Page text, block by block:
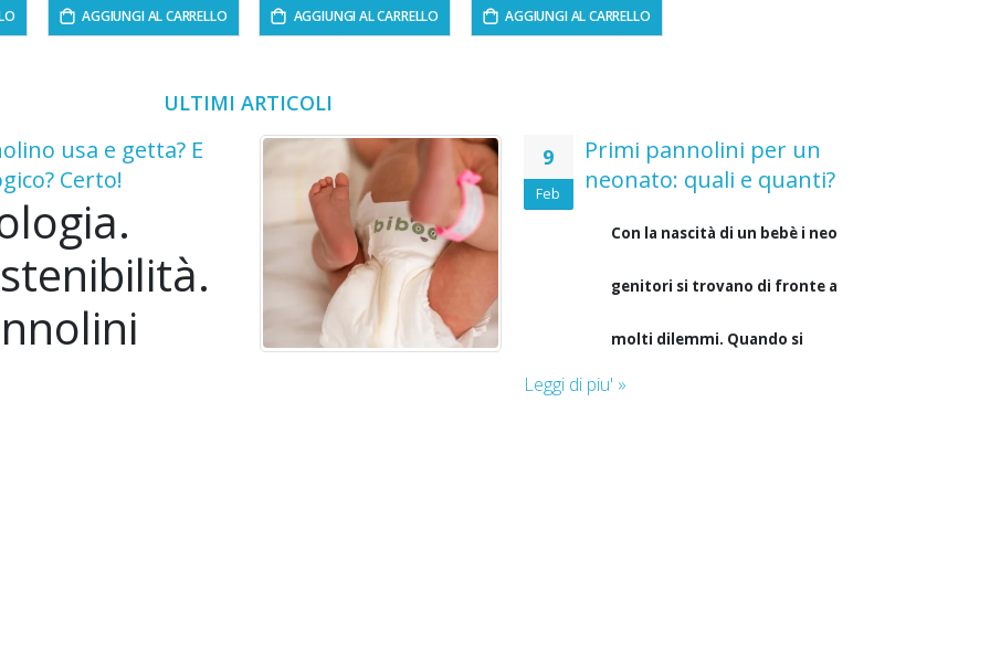
AGGIUNGI AL CARRELLO AGGIUNGI AL CARRELLO AGGIUNGI AL CARRELLO
ULTIMI ARTICOLI
usa e getta? E
Certo!
per
9
Feb
Primi pannolini per un
neonato: quali e quanti?
Con la nascità di un bebè i neo
genitori si trovano di fronte a
molti dilemmi. Quando si
tratta di acquistare i primi
Leggi di piu' »